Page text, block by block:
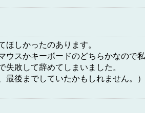
ほしかったのあります。
ウスかキーボードのどちらかなので
失敗して辞めてしまいました。
最後までしていたかもしれません。）